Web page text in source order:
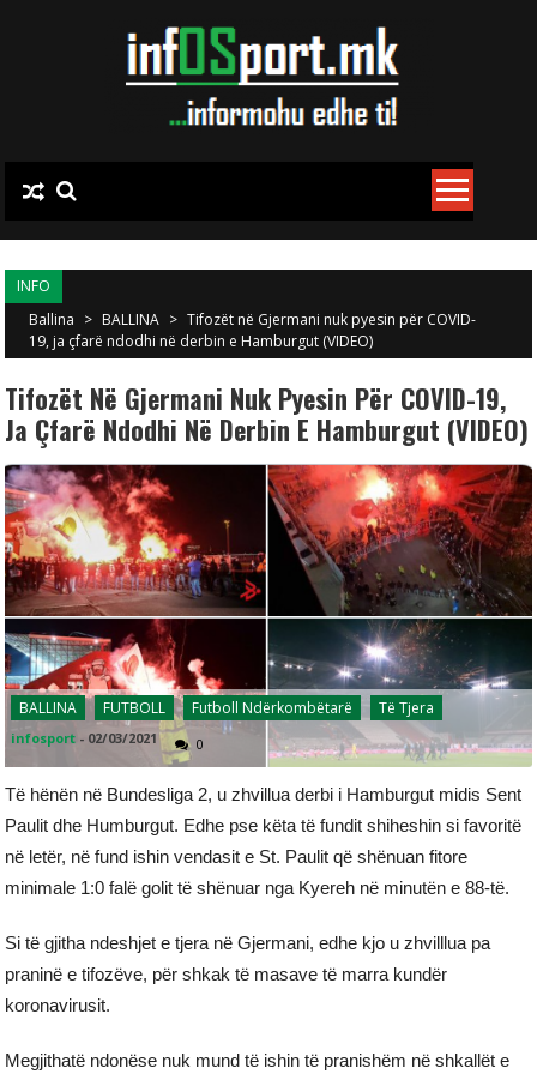
INFO
Ballina > BALLINA > Tifozët në Gjermani nuk pyesin për COVID-
19, ja çfarë ndodhi në derbin e Hamburgut (VIDEO)
Tifozët Në Gjermani Nuk Pyesin Për COVID-19,
Ja Çfarë Ndodhi Në Derbin E Hamburgut (VIDEO)
BALLINA FUTBOLL Futboll Ndërkombëtarë Të Tjera
infosport - 02/03/2021 0
Të hënën në Bundesliga 2, u zhvillua derbi i Hamburgut midis Sent
Paulit dhe Humburgut. Edhe pse këta të fundit shiheshin si favoritë
në letër, në fund ishin vendasit e St. Paulit që shënuan fitore
minimale 1:0 falë golit të shënuar nga Kyereh në minutën e 88-të.
Si të gjitha ndeshjet e tjera në Gjermani, edhe kjo u zhvilllua pa
praninë e tifozëve, për shkak të masave të marra kundër
koronavirusit.
Megjithatë ndonëse nuk mund të ishin të pranishëm në shkallët e